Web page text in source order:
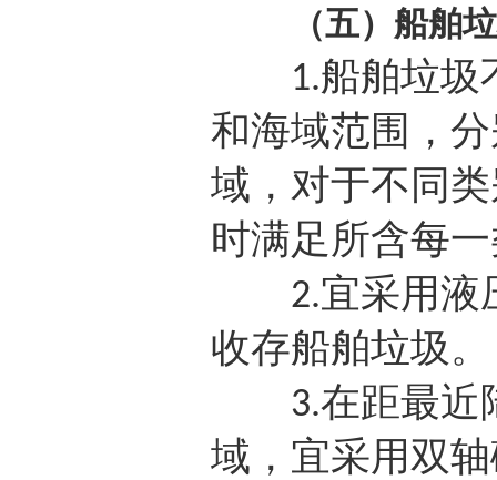
（五）船舶
1.船舶垃圾
和海域范围，
域，对于不同
时满足所含每
2.宜采用液
收存船舶垃圾。
3.在距最近
域，宜采用双